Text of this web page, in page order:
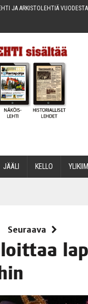
JA ARKIS­TO­LEH­TIÄ
JÄÄ­LI KEL­LO
Seuraava